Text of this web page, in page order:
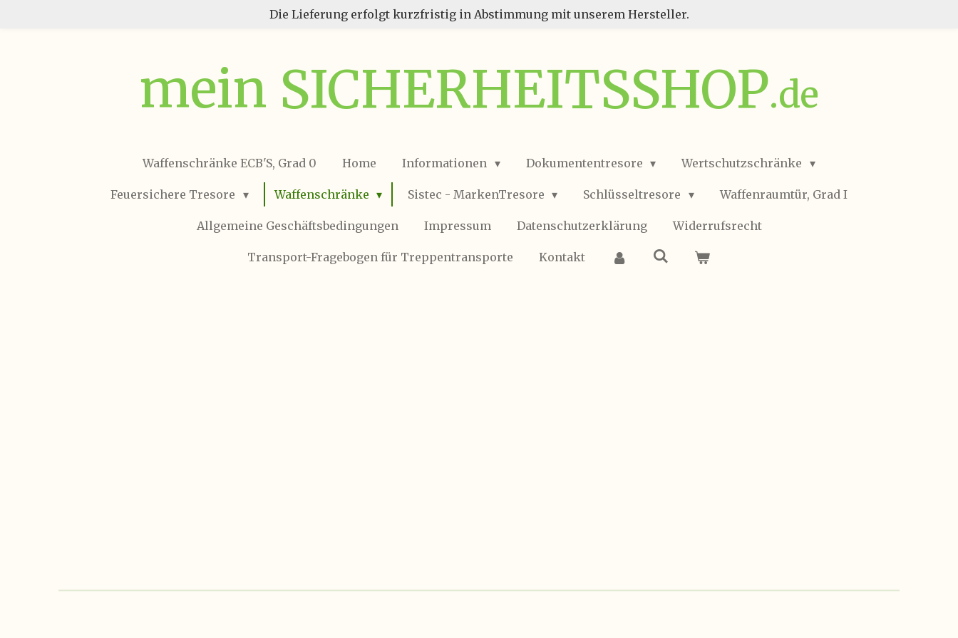
Die Lieferung erfolgt kurzfristig in Abstimmung mit unserem Hersteller.
mein SICHERHEITSSHOP.de
Waffenschränke ECB'S, Grad 0 Home Informationen Dokumententresore Wertschutzschränke
Feuersichere Tresore Waffenschränke Sistec - MarkenTresore Schlüsseltresore Waffenraumtür, Grad I
Allgemeine Geschäftsbedingungen Impressum Datenschutzerklärung Widerrufsrecht
Transport-Fragebogen für Treppentransporte Kontakt